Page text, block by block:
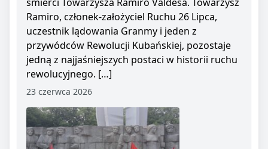
Ramiro, członek-założyciel Ruchu 26 Lipca,
uczestnik lądowania Granmy i jeden z
przywódców Rewolucji Kubańskiej, pozostaje
jedną z najjaśniejszych postaci w historii ruchu
rewolucyjnego. […]
23 czerwca 2026